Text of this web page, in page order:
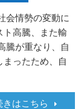
会情勢の変動に
ト高騰、また輸
騰が重なり、自
ったため、自
きはこちら